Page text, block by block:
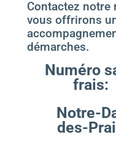
Contactez notre
vous offrirons
démarches.
Numéro
frais:
Notre-
des-